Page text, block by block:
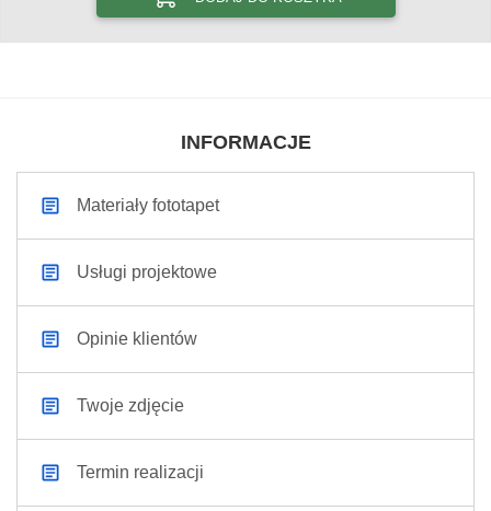
INFORMACJE
Materiały fototapet
Usługi projektowe
Opinie klientów
Twoje zdjęcie
Termin realizacji